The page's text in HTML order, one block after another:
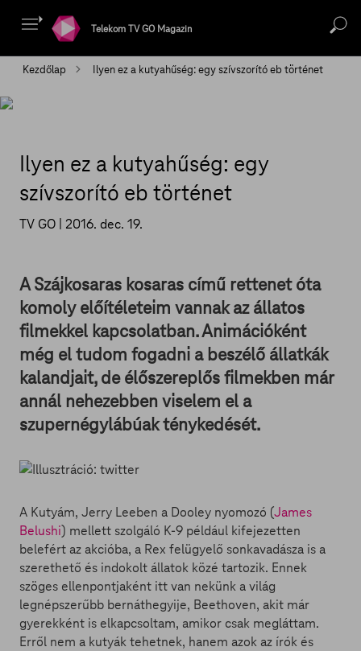
Telekom TV GO Magazin
Kezdőlap Ilyen ez a kutyahűség: egy szívszorító eb történet
Ilyen ez a kutyahűség: egy
szívszorító eb történet
TV GO | 2016. dec. 19.
A Szájkosaras kosaras című rettenet óta
komoly előítéleteim vannak az állatos
filmekkel kapcsolatban. Animációként
még el tudom fogadni a beszélő állatkák
kalandjait, de élőszereplős filmekben már
annál nehezebben viselem el a
szupernégylábúak ténykedését.
A Kutyám, Jerry Leeben a Dooley nyomozó (James
Belushi) mellett szolgáló K-9 például kifejezetten
belefért az akcióba, a Rex felügyelő sonkavadásza is a
szerethető és indokolt állatok közé tartozik. Ennek
szöges ellenpontjaként itt van nekünk a világ
legnépszerűbb bernáthegyije, Beethoven, akit már
gyerekként is elkapcsoltam, amikor csak megláttam.
Erről nem a kutyák tehetnek, hanem azok az írók és